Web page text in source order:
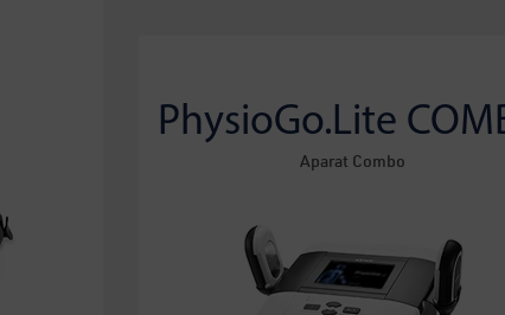
PhysioGo.Lite
Aparat Combo